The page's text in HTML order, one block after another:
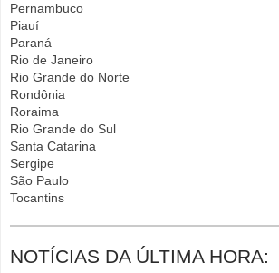
Pernambuco
Piauí
Paraná
Rio de Janeiro
Rio Grande do Norte
Rondônia
Roraima
Rio Grande do Sul
Santa Catarina
Sergipe
São Paulo
Tocantins
NOTÍCIAS DA ÚLTIMA HORA: